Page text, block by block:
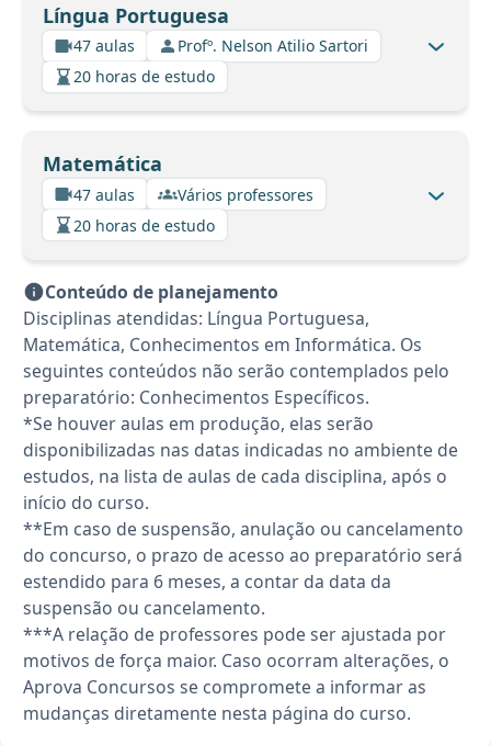
Língua Portuguesa
47 aulas
Profº. Nelson Atilio Sartori
20 horas de estudo
Matemática
47 aulas
Vários professores
20 horas de estudo
Conteúdo de planejamento
Disciplinas atendidas: Língua Portuguesa,
Matemática, Conhecimentos em Informática. Os
seguintes conteúdos não serão contemplados pelo
preparatório: Conhecimentos Específicos.
*Se houver aulas em produção, elas serão
disponibilizadas nas datas indicadas no ambiente de
estudos, na lista de aulas de cada disciplina, após o
início do curso.
**Em caso de suspensão, anulação ou cancelamento
do concurso, o prazo de acesso ao preparatório será
estendido para 6 meses, a contar da data da
suspensão ou cancelamento.
***A relação de professores pode ser ajustada por
motivos de força maior. Caso ocorram alterações, o
Aprova Concursos se compromete a informar as
mudanças diretamente nesta página do curso.